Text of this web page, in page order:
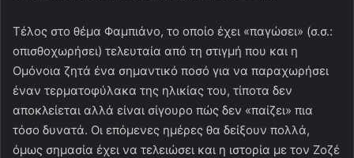
Τέλος στο θέμα Φαμπιάνο, το οποίο έχει «παγώσει» (σ.σ.:
οπισθοχωρήσει) τελευταία από τη στιγμή που και η
Ομόνοια ζητά ένα σημαντικό ποσό για να παραχωρήσει
έναν τερματοφύλακα της ηλικίας του, τίποτα δεν
αποκλείεται αλλά είναι σίγουρο πώς δεν «παίζει» πια
τόσο δυνατά. Οι επόμενες ημέρες θα δείξουν πολλά,
όμως σημασία έχει να τελειώσει και η ιστορία με τον Ζοζέ